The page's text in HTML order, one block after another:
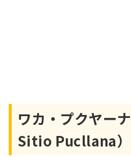
ワカ・プクヤー
Sitio Pucllana）